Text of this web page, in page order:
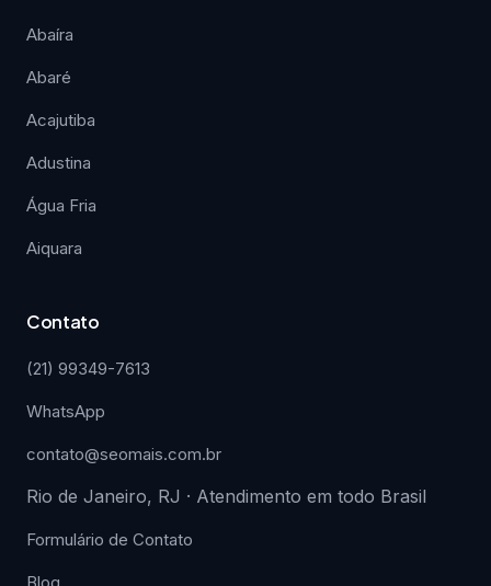
Abaíra
Abaré
Acajutiba
Adustina
Água Fria
Aiquara
Contato
(21) 99349-7613
WhatsApp
contato@seomais.com.br
Rio de Janeiro, RJ · Atendimento em todo Brasil
Formulário de Contato